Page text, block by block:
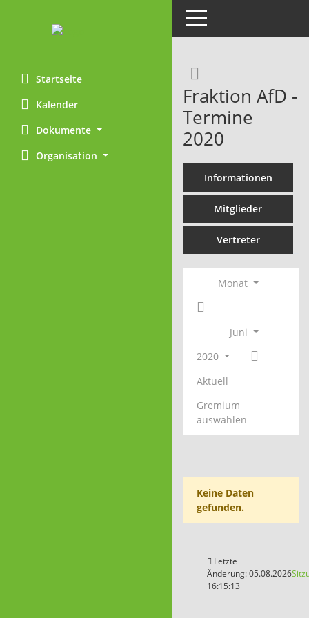
Startseite
Kalender
Dokumente
Organisation
Toggle navigation
Fraktion AfD -
Termine
2020
Informationen
Mitglieder
Vertreter
Monat
Juni
2020
Aktuell
Gremium
auswählen
Keine Daten
gefunden.
Letzte
Änderung: 05.08.2026
16:15:13